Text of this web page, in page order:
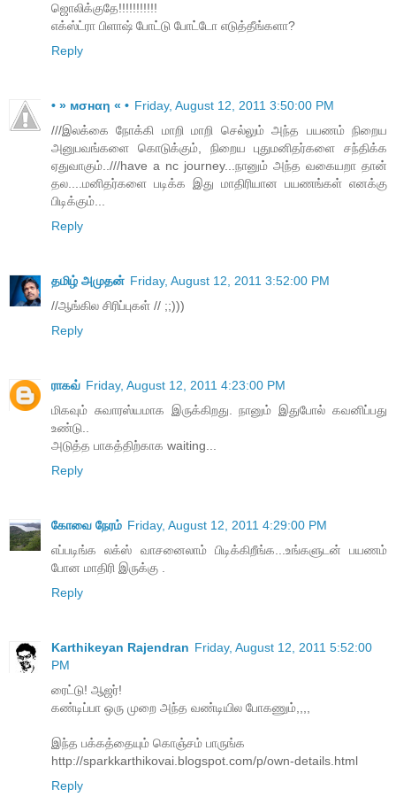
ஜொலிக்குதே!!!!!!!!!!!
எக்ஸ்ட்ரா பிளாஷ் போட்டு போட்டோ எடுத்தீங்களா?
Reply
• » мσнαη « • Friday, August 12, 2011 3:50:00 PM
///இலக்கை நோக்கி மாறி மாறி செல்லும் அந்த பயணம் நிறைய
அனுபவங்களை கொடுக்கும், நிறைய புதுமனிதர்களை சந்திக்க
ஏதுவாகும்..///have a nc journey...நானும் அந்த வகையறா தான்
தல....மனிதர்களை படிக்க இது மாதிரியான பயணங்கள் எனக்கு
பிடிக்கும்...
Reply
தமிழ் அமுதன் Friday, August 12, 2011 3:52:00 PM
//ஆங்கில சிரிப்புகள் // ;;)))
Reply
ராகவ் Friday, August 12, 2011 4:23:00 PM
மிகவும் சுவாரஸ்யமாக இருக்கிறது. நானும் இதுபோல் கவனிப்பது
உண்டு..
அடுத்த பாகத்திற்காக waiting...
Reply
கோவை நேரம் Friday, August 12, 2011 4:29:00 PM
எப்படிங்க லக்ஸ் வாசனைலாம் பிடிக்கிறீங்க...உங்களுடன் பயணம்
போன மாதிரி இருக்கு .
Reply
Karthikeyan Rajendran Friday, August 12, 2011 5:52:00
PM
ரைட்டு! ஆஜர்!
கண்டிப்பா ஒரு முறை அந்த வண்டியில போகணும்,,,,
இந்த பக்கத்தையும் கொஞ்சம் பாருங்க
http://sparkkarthikovai.blogspot.com/p/own-details.html
Reply